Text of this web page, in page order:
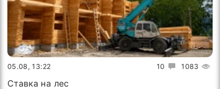
10 1083
05.08, 13:22
Ставка на лес